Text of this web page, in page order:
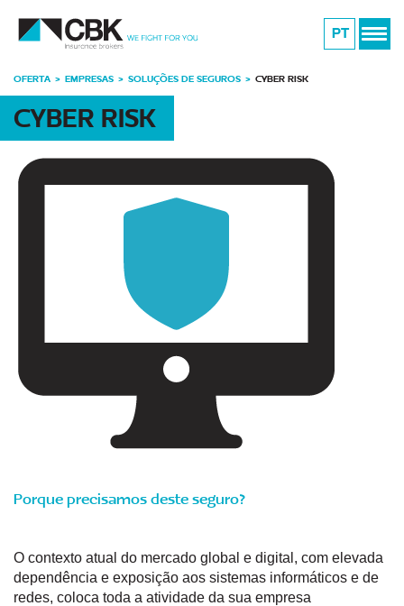
PT
OFERTA EMPRESAS SOLUÇÕES DE SEGUROS CYBER RISK
CYBER RISK
Porque precisamos deste seguro?
O contexto atual do mercado global e digital, com elevada
dependência e exposição aos sistemas informáticos e de
redes, coloca toda a atividade da sua empresa